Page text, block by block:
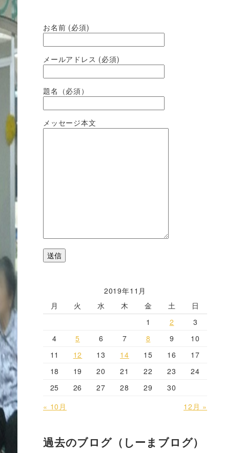
お名前 (必須)
メールアドレス (必須)
題名（必須）
メッセージ本文
2019年11月
月
火 水 木 金 土
日
1
2
3
4
5 6 7 8 9
10
11
12 13 14 15 16
17
18
19 20 21 22 23
24
25
26 27 28 29
30
« 10月
12月 »
過去のブログ（しーまブログ）